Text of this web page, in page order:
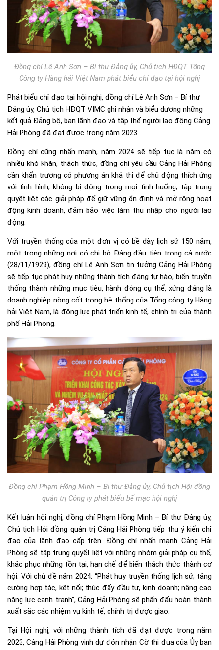
Đồng chí Lê Anh Sơn – Bí thư Đảng ủy, Chủ tịch HĐQT Tổng
Công ty Hàng hải Việt Nam phát biểu chỉ đạo tại hội nghị
Phát biểu chỉ đạo tại hội nghị, đồng chí Lê Anh Sơn – Bí thư
Đảng ủy, Chủ tịch HĐQT VIMC ghi nhận và biểu dương những
kết quả Đảng bộ, ban lãnh đạo và tập thể người lao động Cảng
Hải Phòng đã đạt được trong năm 2023.
Đồng chí cũng nhấn mạnh, năm 2024 sẽ tiếp tục là năm có
nhiều khó khăn, thách thức, đồng chí yêu cầu Cảng Hải Phòng
cần khẩn trương có phương án khả thi để chủ động thích ứng
với tình hình, không bị động trong mọi tình huống; tập trung
quyết liệt các giải pháp để giữ vững ổn định và mở rộng hoạt
động kinh doanh, đảm bảo việc làm thu nhập cho người lao
động.
Với truyền thống của một đơn vị có bề dày lịch sử 150 năm,
một trong những nơi có chi bộ Đảng đầu tiên trong cả nước
(28/11/1929), đồng chí Lê Anh Sơn tin tưởng Cảng Hải Phòng
sẽ tiếp tục phát huy những thành tích đáng tự hào, biến truyền
thống thành những mục tiêu, hành động cụ thể, xứng đáng là
doanh nghiệp nòng cốt trong hệ thống của Tổng công ty Hàng
hải Việt Nam, là động lực phát triển kinh tế, chính trị của thành
phố Hải Phòng.
Đồng chí Phạm Hồng Minh – Bí thư Đảng ủy, Chủ tịch Hội đồng
quản trị Công ty phát biểu bế mạc hội nghị
Kết luận hội nghị, đồng chí Phạm Hồng Minh – Bí thư Đảng ủy,
Chủ tịch Hội đồng quản trị Cảng Hải Phòng tiếp thu ý kiến chỉ
đạo của lãnh đạo cấp trên. Đồng chí nhấn mạnh Cảng Hải
Phòng sẽ tập trung quyết liệt với những nhóm giải pháp cụ thể,
khắc phục những tồn tại, hạn chế để biến thách thức thành cơ
hội. Với chủ đề năm 2024: “Phát huy truyền thống lịch sử; tăng
cường hợp tác, kết nối; thúc đẩy đầu tư, kinh doanh; nâng cao
năng lực cạnh tranh”, Cảng Hải Phòng sẽ phấn đấu hoàn thành
xuất sắc các nhiệm vụ kinh tế, chính trị được giao.
Tại Hội nghị, với những thành tích đã đạt được trong năm
2023, Cảng Hải Phòng vinh dự đón nhận Cờ thi đua của Ủy ban